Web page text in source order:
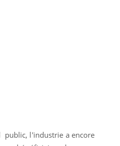
public, l'industrie a encore